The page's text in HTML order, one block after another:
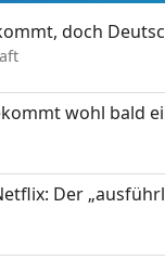
doch
wohl bald
Der